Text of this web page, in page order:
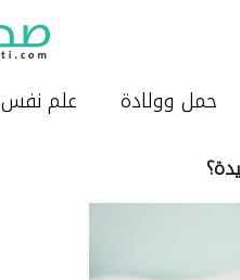
حمل وولادة علم نفس